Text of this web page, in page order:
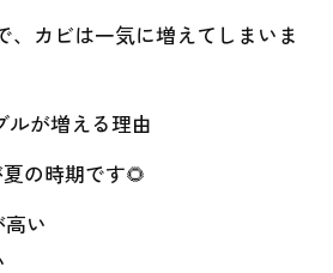
、カビは一気に増えてしまいま
が増える理由
の時期です🌻
い